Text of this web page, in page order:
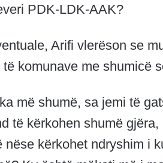
PDK-LDK-AAK?
Arifi vlerëson se
komunave me shumicë
më shumë, sa jemi të
të kërkohen shumë
nëse kërkohet ndryshim i